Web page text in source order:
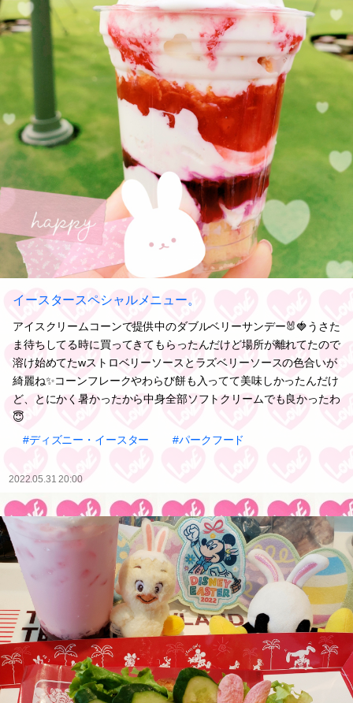
イースタースペシャルメニュー。
アイスクリームコーンで提供中のダブルベリーサンデー🐰🍓うさた
ま待ちしてる時に買ってきてもらったんだけど場所が離れてたので
溶け始めてたwストロベリーソースとラズベリーソースの色合いが
綺麗ね✨コーンフレークやわらび餅も入ってて美味しかったんだけ
ど、とにかく暑かったから中身全部ソフトクリームでも良かったわ
😇
#ディズニー・イースター
#パークフード
2022.05.31 20:00